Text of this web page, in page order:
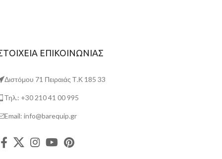
ΕΠΙΚΟΙΝΩΝΙΑΣ
Διστόμου 71 Πειραιάς Τ.Κ 185 33
Τηλ.: +30 210 41 00 995
Email: info@barequip.gr